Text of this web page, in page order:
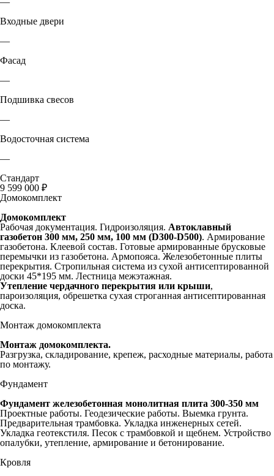
Входные двери
—
Фасад
—
Подшивка свесов
—
Водосточная система
—
Стандарт
9 599 000 ₽
Домокомплект
Домокомплект
Рабочая документация. Гидроизоляция. Автоклавный
газобетон 300 мм, 250 мм, 100 мм (D300-D500). Армирование
газобетона. Клеевой состав. Готовые армированные брусковые
перемычки из газобетона. Армопояса. Железобетонные плиты
перекрытия. Стропильная система из сухой антисептированной
доски 45*195 мм. Лестница межэтажная.
Утепление чердачного перекрытия или крыши,
пароизоляция, обрешетка сухая строганная антисептированная
доска.
Монтаж домокомплекта
Монтаж домокомплекта.
Разгрузка, складирование, крепеж, расходные материалы, работа
по монтажу.
Фундамент
Фундамент железобетонная монолитная плита 300-350 мм
Проектные работы. Геодезические работы. Выемка грунта.
Предварительная трамбовка. Укладка инженерных сетей.
Укладка геотекстиля. Песок с трамбовкой и щебнем. Устройство
опалубки, утепление, армирование и бетонирование.
Кровля